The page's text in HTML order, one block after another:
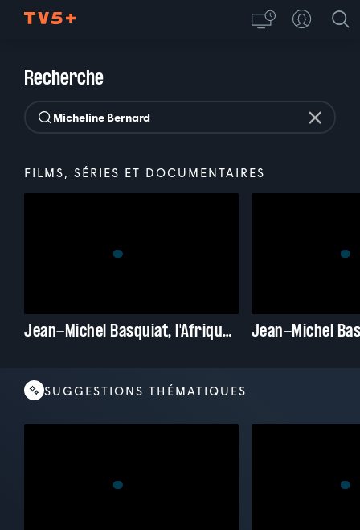
Recherche
FILMS, SÉRIES ET DOCUMENTAIRES
Jean-Michel Basquiat, l'Afrique au coeur
SUGGESTIONS THÉMATIQUES